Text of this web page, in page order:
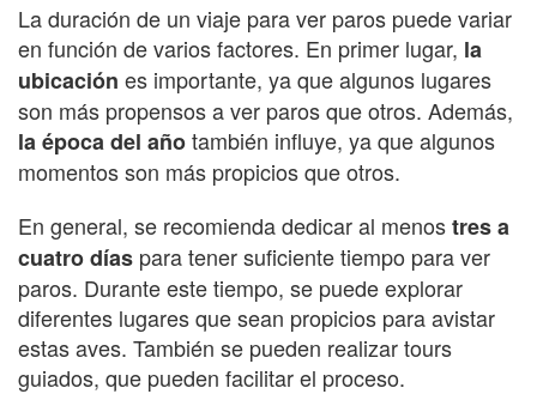
La duración de un viaje para ver paros puede variar
en función de varios factores. En primer lugar, la
ubicación es importante, ya que algunos lugares
son más propensos a ver paros que otros. Además,
la época del añotambién influye, ya que algunos
momentos son más propicios que otros.
En general, se recomienda dedicar al menostres a
cuatro días para tener suficiente tiempo para ver
paros. Durante este tiempo, se puede explorar
diferentes lugares que sean propicios para avistar
estas aves. También se pueden realizar tours
guiados, que pueden facilitar el proceso.